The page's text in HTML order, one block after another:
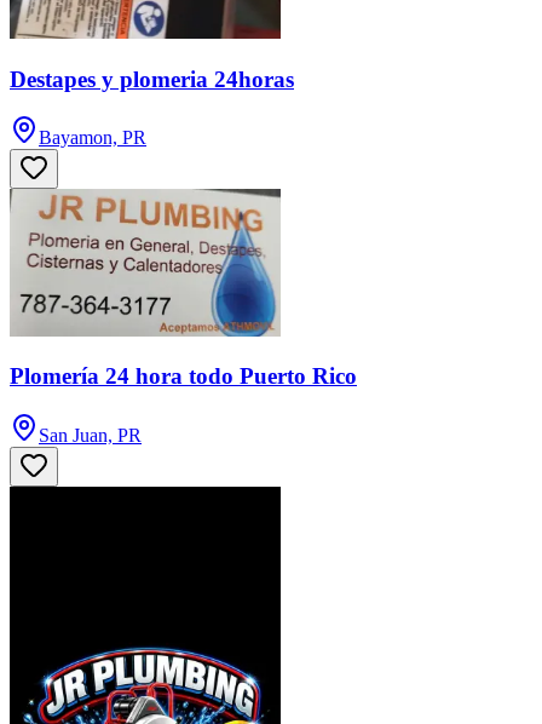
Destapes y plomeria 24horas
Bayamon, PR
Plomería 24 hora todo Puerto Rico
San Juan, PR